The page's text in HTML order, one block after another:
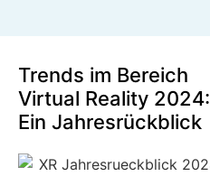
Trends im Bereich
Virtual Reality 2024:
Ein Jahresrückblick